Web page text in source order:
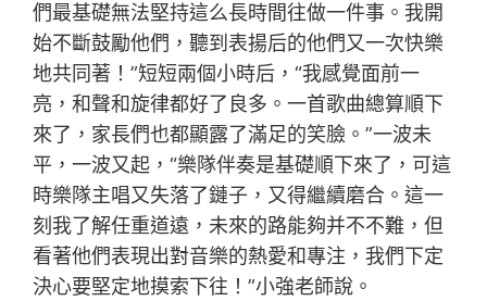
們最基礎無法堅持這么長時間往做一件事。我開
始不斷鼓勵他們，聽到表揚后的他們又一次快樂
地共同著！”短短兩個小時后，“我感覺面前一
亮，和聲和旋律都好了良多。一首歌曲總算順下
來了，家長們也都顯露了滿足的笑臉。”一波未
平，一波又起，“樂隊伴奏是基礎順下來了，可這
時樂隊主唱又失落了鏈子，又得繼續磨合。這一
刻我了解任重道遠，未來的路能夠并不不難，但
看著他們表現出對音樂的熱愛和專注，我們下定
決心要堅定地摸索下往！”小強老師說。